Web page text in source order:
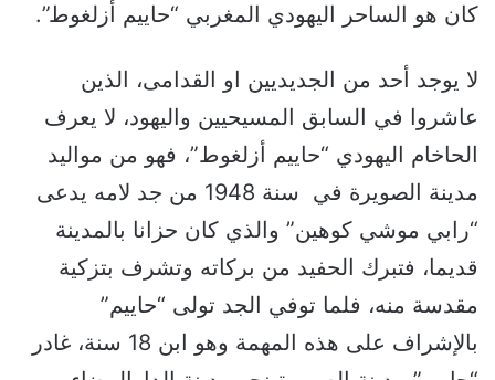
كان هو الساحر اليهودي المغربي “حاييم أزلغوط”.
لا يوجد أحد من الجديديين او القدامى، الذين
عاشروا في السابق المسيحيين واليهود، لا يعرف
الحاخام اليهودي “حاييم أزلغوط”، فهو من مواليد
مدينة الصويرة في سنة 1948 من جد لامه يدعى
“رابي موشي كوهين” والذي كان حزانا بالمدينة
قديما، فتبرك الحفيد من بركاته وتشرف بتزكية
مقدسة منه، فلما توفي الجد تولى “حاييم”
بالإشراف على هذه المهمة وهو ابن 18 سنة، غادر